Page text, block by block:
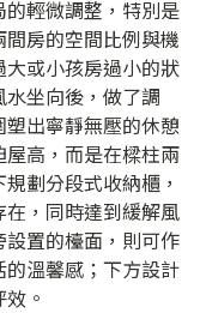
輕微調整，特別是
房的空間比例與機
或小孩房過小的狀
坐向後，做了調
出寧靜無壓的休憩
高，而是在樑柱兩
劃分段式收納櫃，
，同時達到緩解風
置的檯面，則可作
溫馨感；下方設計
。